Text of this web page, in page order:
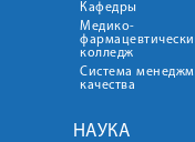
Кафедры
Медико-
колледж
Система
качества
НАУКА